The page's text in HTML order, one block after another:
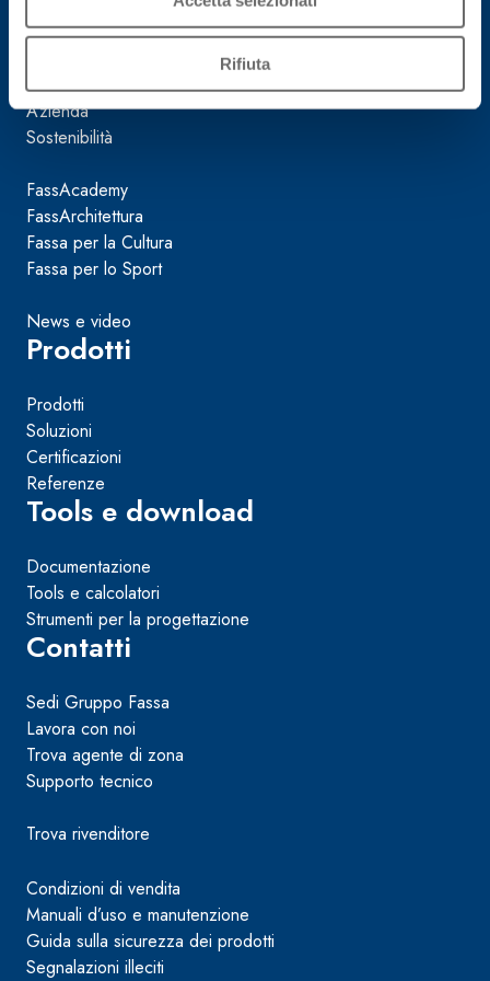
Rifiuta
alleggeriti
Azienda
Sostenibilità
FassAcademy
FassArchitettura
Fassa per la Cultura
Fassa per lo Sport
News e video
Prodotti
Prodotti
Soluzioni
Certificazioni
Referenze
Tools e download
Documentazione
Tools e calcolatori
Strumenti per la progettazione
Contatti
Sedi Gruppo Fassa
Lavora con noi
Trova agente di zona
Supporto tecnico
Trova rivenditore
Condizioni di vendita
Manuali d’uso e manutenzione
Guida sulla sicurezza dei prodotti
Segnalazioni illeciti